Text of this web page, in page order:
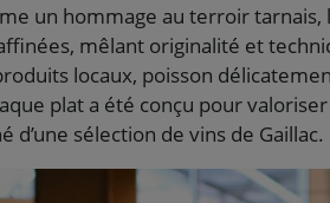
un hommage au terroir
mêlant originalité et
locaux, poisson
plat a été conçu pour
d’une sélection de vins de Gaillac.